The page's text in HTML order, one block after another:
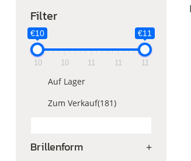
Filter
€10 €11
10 10 11 11 11
Auf Lager
Zum Verkauf(181)
Brillenform +